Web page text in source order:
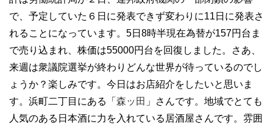
で、予定していた６日に発表できず変わりに11日に発表さ
れることになっています。5日8時半現在為替が157円台ま
で売り込まれ、株価は55000円台を回復しました。さあ、
来週は衆議院選挙が終わりどんな世界が待っているのでし
ょうか？楽しみです。今日はお店紹介をしたいと思いま
す。浜町二丁目にある「 森ッ田 」さんです。地域でとても
人気のある日本酒に力を入れている居酒屋さんです。雰囲